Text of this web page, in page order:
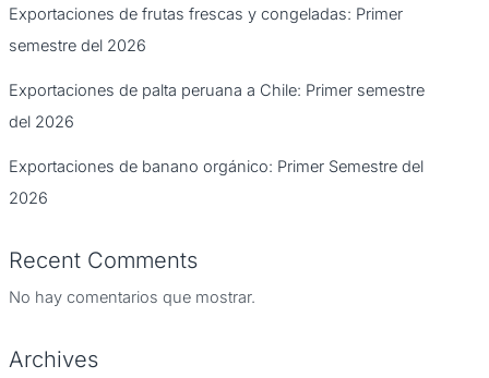
Exportaciones de frutas frescas y congeladas: Primer
semestre del 2026
Exportaciones de palta peruana a Chile: Primer semestre
del 2026
Exportaciones de banano orgánico: Primer Semestre del
2026
Recent Comments
No hay comentarios que mostrar.
Archives